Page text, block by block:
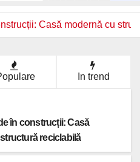
Casă modernă cu
In trend
în construcții: Casă
reciclabilă